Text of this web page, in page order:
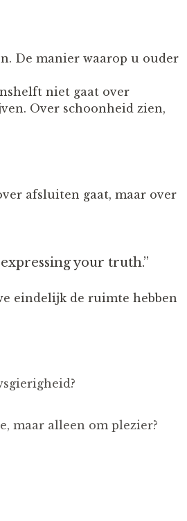
De manier waarop u ouder
niet gaat over
Over schoonheid zien,
afsluiten gaat, maar over
your truth.”
eindelijk de ruimte hebben
maar alleen om plezier?